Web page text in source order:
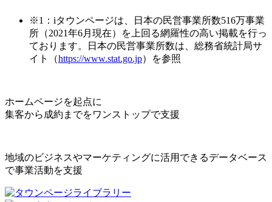
※1：iタウンページは、日本の民営事業所数516万事業
所（2021年6月現在）を上回る網羅性の高い掲載を行っ
ております。日本の民営事業所数は、総務省統計局サ
イト（https://www.stat.go.jp）を参照
ホームページを起点に
集客から成約までをワンストップで支援
地域のビジネスやマーケティングに活用できるデータベース
で事業活動を支援